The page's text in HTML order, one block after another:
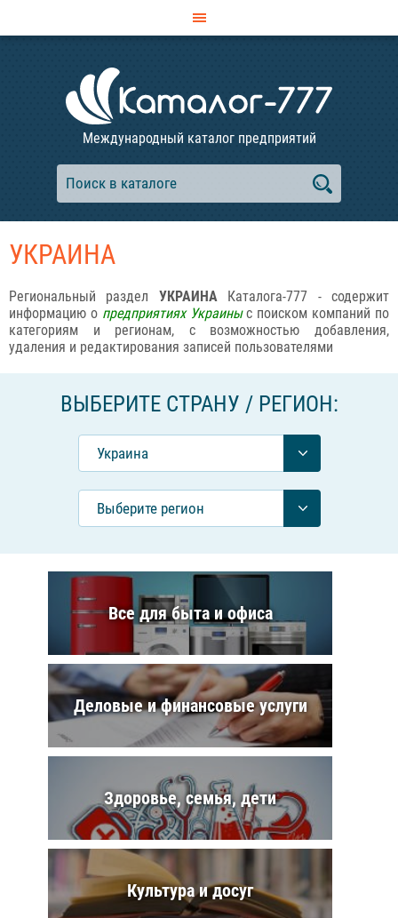
Международный каталог предприятий
УКРАИНА
Региональный раздел УКРАИНАКаталога-777 - содержит
информацию о предприятиях Украиныс поиском компаний по
категориям и регионам, с возможностью добавления,
удаления и редактирования записей пользователями
ВЫБЕРИТЕ СТРАНУ / РЕГИОН:
Украина
Выберите регион
Все для быта и офиса
Деловые и финансовые услуги
Здоровье, семья, дети
Культура и досуг